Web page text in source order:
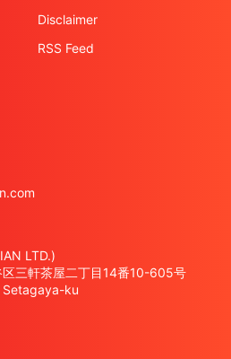
Disclaimer
RSS Feed
LTD.)
三軒茶屋二丁目14番10-605号
ku